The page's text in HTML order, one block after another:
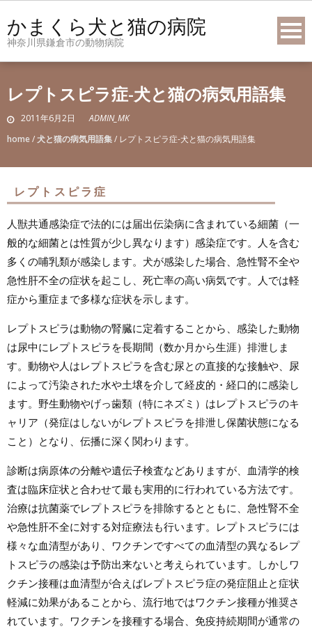
to
content
かまくら犬と猫の病院
神奈川県鎌倉市の動物病院
レプトスピラ症-犬と猫の病気用語集
2011年6月2日
ADMIN_MK
home/犬と猫の病気用語集/ レプトスピラ症-犬と猫の病気用語集
レプトスピラ症
人獣共通感染症で法的には届出伝染病に含まれている細菌（一
般的な細菌とは性質が少し異なります）感染症です。人を含む
多くの哺乳類が感染します。犬が感染した場合、急性腎不全や
急性肝不全の症状を起こし、死亡率の高い病気です。人では軽
症から重症まで多様な症状を示します。
レプトスピラは動物の腎臓に定着することから、感染した動物
は尿中にレプトスピラを長期間（数か月から生涯）排泄しま
す。動物や人はレプトスピラを含む尿との直接的な接触や、尿
によって汚染された水や土壌を介して経皮的・経口的に感染し
ます。野生動物やげっ歯類（特にネズミ）はレプトスピラのキ
ャリア（発症はしないがレプトスピラを排泄し保菌状態になる
こと）となり、伝播に深く関わります。
診断は病原体の分離や遺伝子検査などありますが、血清学的検
査は臨床症状と合わせて最も実用的に行われている方法です。
治療は抗菌薬でレプトスピラを排除するとともに、急性腎不全
や急性肝不全に対する対症療法も行います。レプトスピラには
様々な血清型があり、ワクチンですべての血清型の異なるレプ
トスピラの感染は予防出来ないと考えられています。しかしワ
クチン接種は血清型が合えばレプトスピラ症の発症阻止と症状
軽減に効果があることから、流行地ではワクチン接種が推奨さ
れています。ワクチンを接種する場合、免疫持続期間が通常の